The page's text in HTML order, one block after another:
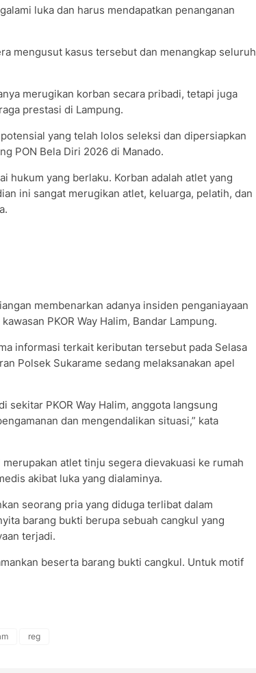
luka dan harus mendapatkan penanganan
mengusut kasus tersebut dan menangkap seluruh
merugikan korban secara pribadi, tetapi juga
prestasi di Lampung.
yang telah lolos seleksi dan dipersiapkan
PON Bela Diri 2026 di Manado.
hukum yang berlaku. Korban adalah atlet yang
ini sangat merugikan atlet, keluarga, pelatih, dan
membenarkan adanya insiden penganiayaan
PKOR Way Halim, Bandar Lampung.
informasi terkait keributan tersebut pada Selasa
Polsek Sukarame sedang melaksanakan apel
sekitar PKOR Way Halim, anggota langsung
dan mengendalikan situasi,” kata
atlet tinju segera dievakuasi ke rumah
akibat luka yang dialaminya.
seorang pria yang diduga terlibat dalam
barang bukti berupa sebuah cangkul yang
terjadi.
beserta barang bukti cangkul. Untuk motif
reg